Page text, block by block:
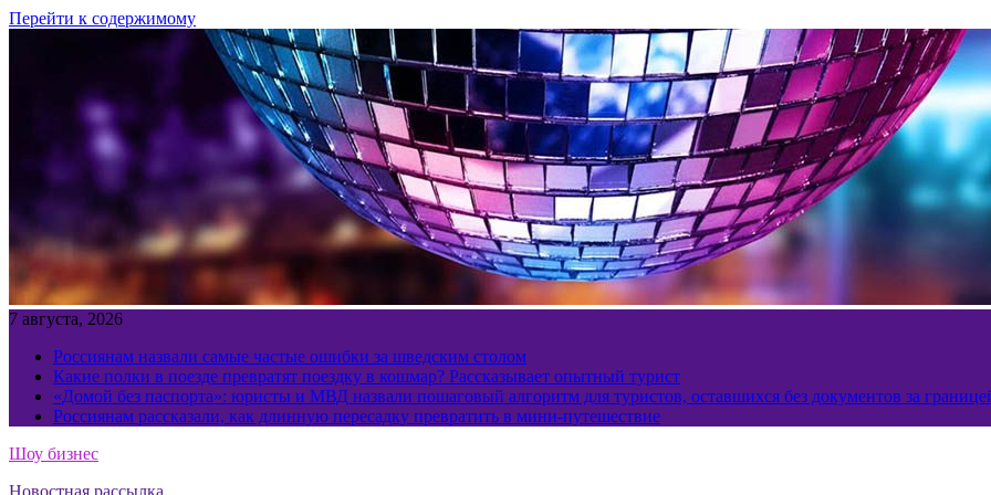
Перейти к содержимому
7 августа, 2026
Россиянам назвали самые частые ошибки за шведским столом
Какие полки в поезде превратят поездку в кошмар? Рассказывает опытный турист
«Домой без паспорта»: юристы и МВД назвали пошаговый алгоритм для туристов, оставшихся без документов за
Россиянам рассказали, как длинную пересадку превратить в мини-путешествие
Шоу бизнес
Новостная рассылка